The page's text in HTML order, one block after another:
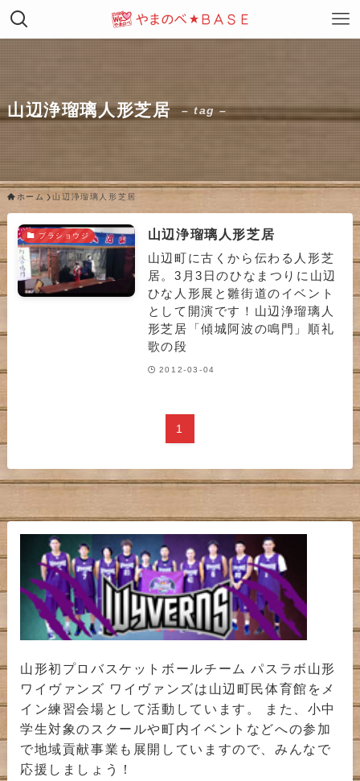
山辺浄瑠璃人形芝居 – tag –
ホーム 山辺浄瑠璃人形芝居
ブラショウジ 山辺浄瑠璃人形芝居
山辺町に古くから伝わる人形芝
居。3月3日のひなまつりに山辺
ひな人形展と雛街道のイベント
として開演です！山辺浄瑠璃人
形芝居「傾城阿波の鳴門」順礼
歌の段
2012-03-04
1
山形初プロバスケットボールチーム パスラボ山形
ワイヴァンズ ワイヴァンズは山辺町民体育館をメ
イン練習会場として活動しています。 また、小中
学生対象のスクールや町内イベントなどへの参加
で地域貢献事業も展開していますので、みんなで
応援しましょう！